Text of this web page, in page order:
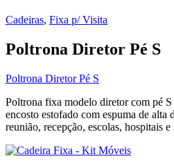
Cadeiras, Fixa p/ Visita
Poltrona Diretor Pé S
Poltrona Diretor Pé S
Poltrona fixa modelo diretor com pé
encosto estofado com espuma de alta
reunião, recepção, escolas, hospitais e